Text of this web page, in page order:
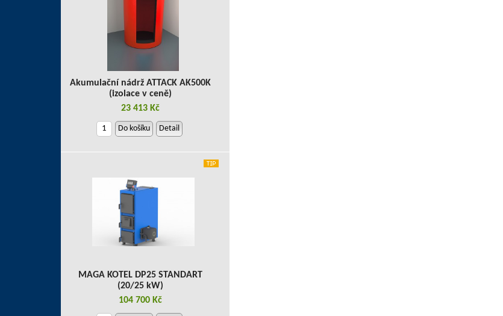
Akumulační nádrž ATTACK AK500K
(izolace v ceně)
23 413 Kč
Do košíku Detail
MAGA KOTEL DP25 STANDART
(20/25 kW)
104 700 Kč